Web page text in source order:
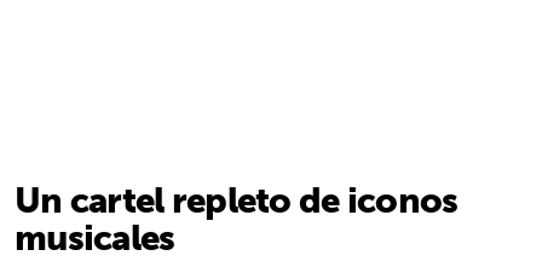
Un cartel repleto de iconos
musicales